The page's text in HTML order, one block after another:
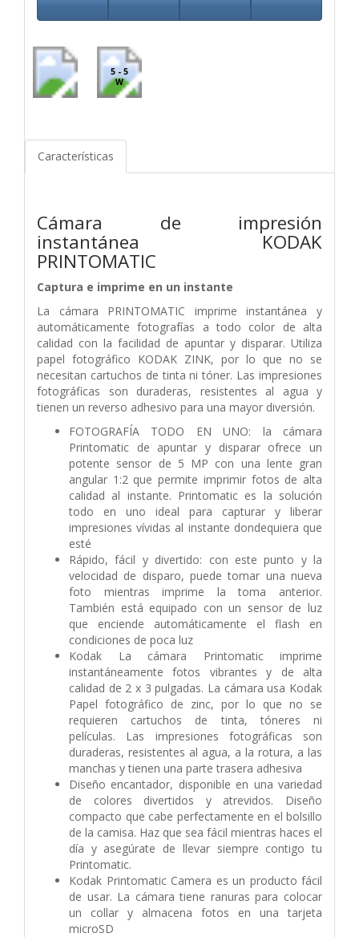
5 - 5
W
Características
Cámara de impresión
instantánea KODAK
PRINTOMATIC
Captura e imprime en un instante
La cámara PRINTOMATIC imprime instantánea y
automáticamente fotografías a todo color de alta
calidad con la facilidad de apuntar y disparar. Utiliza
papel fotográfico KODAK ZINK, por lo que no se
necesitan cartuchos de tinta ni tóner. Las impresiones
fotográficas son duraderas, resistentes al agua y
tienen un reverso adhesivo para una mayor diversión.
FOTOGRAFÍA TODO EN UNO: la cámara
Printomatic de apuntar y disparar ofrece un
potente sensor de 5 MP con una lente gran
angular 1:2 que permite imprimir fotos de alta
calidad al instante. Printomatic es la solución
todo en uno ideal para capturar y liberar
impresiones vívidas al instante dondequiera que
esté
Rápido, fácil y divertido: con este punto y la
velocidad de disparo, puede tomar una nueva
foto mientras imprime la toma anterior.
También está equipado con un sensor de luz
que enciende automáticamente el flash en
condiciones de poca luz
Kodak La cámara Printomatic imprime
instantáneamente fotos vibrantes y de alta
calidad de 2 x 3 pulgadas. La cámara usa Kodak
Papel fotográfico de zinc, por lo que no se
requieren cartuchos de tinta, tóneres ni
películas. Las impresiones fotográficas son
duraderas, resistentes al agua, a la rotura, a las
manchas y tienen una parte trasera adhesiva
Diseño encantador, disponible en una variedad
de colores divertidos y atrevidos. Diseño
compacto que cabe perfectamente en el bolsillo
de la camisa. Haz que sea fácil mientras haces el
día y asegúrate de llevar siempre contigo tu
Printomatic.
Kodak Printomatic Camera es un producto fácil
de usar. La cámara tiene ranuras para colocar
un collar y almacena fotos en una tarjeta
microSD